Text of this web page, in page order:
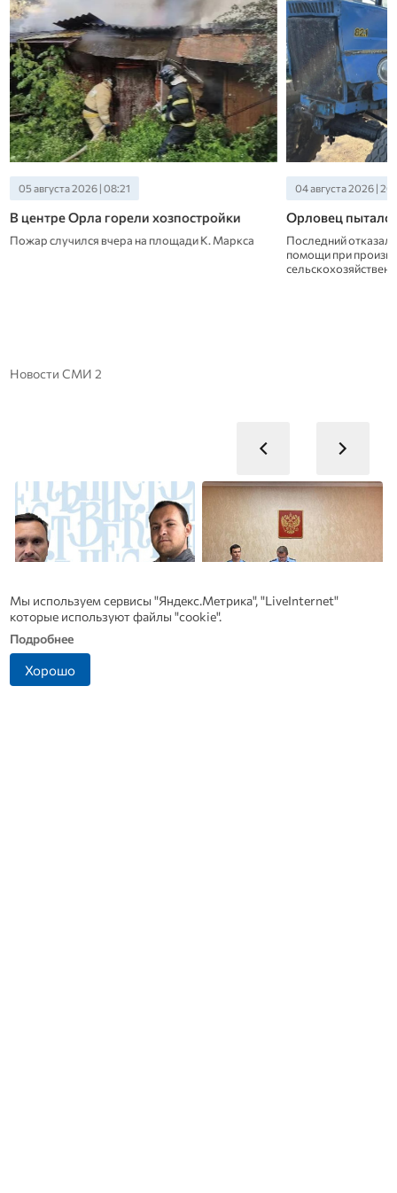
05 августа 2026 | 08:21
В центре Орла горели хозпостройки
Пожар случился вчера на площади К. Маркса
04 августа 2026 |
Орловец пытался
Последний
помощи при
Новости СМИ 2
Мы используем сервисы "Яндекс.Метрика", "LiveInternet"
которые используют файлы "cookie".
Подробнее
Хорошо